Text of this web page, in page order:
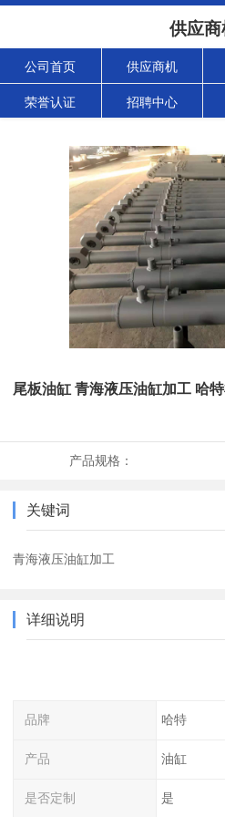
供应商
公司首页 供应商机
荣誉认证 招聘中心
尾板油缸 青海液压油缸加工 哈
产品规格：
关键词
青海液压油缸加工
详细说明
品牌 哈特
产品 油缸
是否定制 是